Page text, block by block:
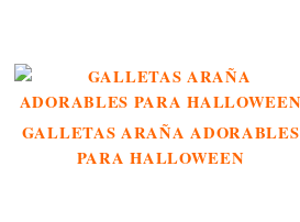
GALLETAS ARAÑA ADORABLES
PARA HALLOWEEN